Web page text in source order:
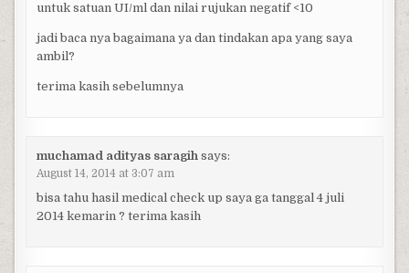
untuk satuan UI/ml dan nilai rujukan negatif <10
jadi baca nya bagaimana ya dan tindakan apa yang saya
ambil?
terima kasih sebelumnya
muchamad adityas saragih says:
August 14, 2014 at 3:07 am
bisa tahu hasil medical check up saya ga tanggal 4 juli
2014 kemarin ? terima kasih